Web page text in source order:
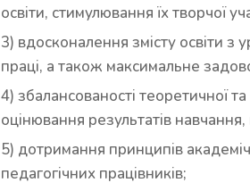
освіти, стимулювання їх творчої
3) вдосконалення змісту освіти з
праці, а також максимальне
4) збалансованості теоретичної
оцінювання результатів навчання,
5) дотримання принципів
педагогічних працівників;